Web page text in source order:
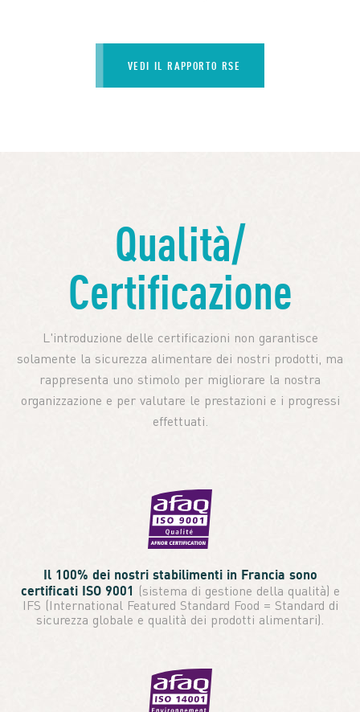
VEDI IL RAPPORTO RSE
Qualità/
Certificazione
L'introduzione delle certificazioni non garantisce
solamente la sicurezza alimentare dei nostri prodotti, ma
rappresenta uno stimolo per migliorare la nostra
organizzazione e per valutare le prestazioni e i progressi
effettuati.
Il 100% dei nostri stabilimenti in Francia sono
certificati ISO 9001
(sistema di gestione della qualità) e
IFS (International Featured Standard Food = Standard di
sicurezza globale e qualità dei prodotti alimentari).